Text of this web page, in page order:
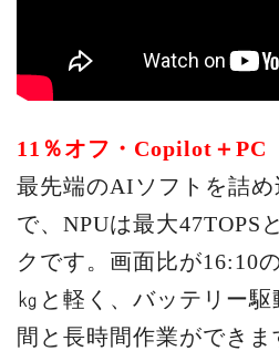
11％オフ・Copilot＋PC
最先端のAIソフトを詰
で、NPUは最大47TOPS
クです。画面比が16:10
㎏と軽く、バッテリー
間と長時間作業ができ